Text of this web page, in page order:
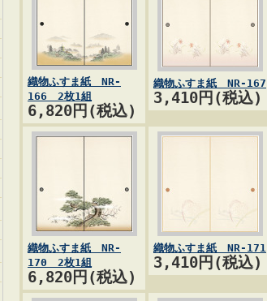
織物ふすま紙 NR-
166 2枚1組
6,820円(税込)
織物ふすま紙 NR-167
3,410円(税込)
織物ふすま紙 NR-
170 2枚1組
6,820円(税込)
織物ふすま紙 NR-171
3,410円(税込)